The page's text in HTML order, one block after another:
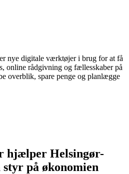
nye digitale værktøjer i brug for at få
online rådgivning og fællesskaber på
overblik, spare penge og planlægge
hjælper Helsingør-
på økonomien